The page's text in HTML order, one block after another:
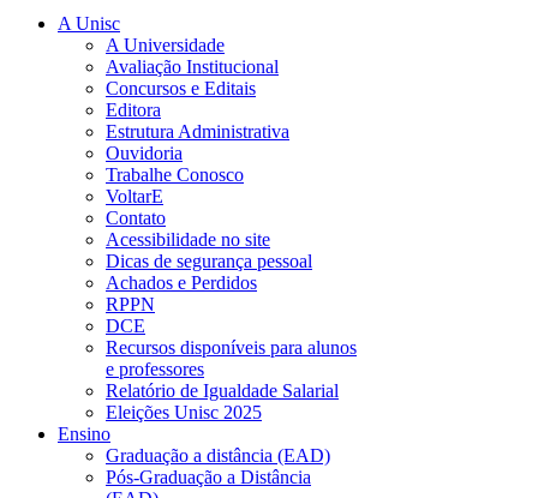
A Unisc
A Universidade
Avaliação Institucional
Concursos e Editais
Editora
Estrutura Administrativa
Ouvidoria
Trabalhe Conosco
VoltarE
Contato
Acessibilidade no site
Dicas de segurança pessoal
Achados e Perdidos
RPPN
DCE
Recursos disponíveis para alunos
e professores
Relatório de Igualdade Salarial
Eleições Unisc 2025
Ensino
Graduação a distância (EAD)
Pós-Graduação a Distância